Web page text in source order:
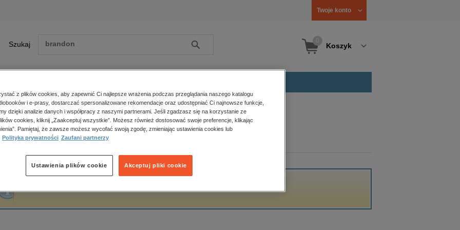
Twoje konto
Szukaj Szukaj Koszyk
Zobacz wszystkie E-prasa
polityka, społeczno-informacyjne
psychologiczne
popularno-naukowe
historia
główna Paweł Dudko
Dudko
z plików cookies, aby zapewnić Ci najlepsze wrażenia podczas przeglądania naszego katalogu
i e-prasy, dostarczać spersonalizowane rekomendacje oraz udostępniać Ci najnowsze funkcje,
dzięki analizie danych i współpracy z naszymi partnerami. Jeśli zgadzasz się na korzystanie ze
cookies, kliknij „Zaakceptuj wszystkie”. Możesz również dostosować swoje preferencje, klikając
Pamiętaj, że zawsze możesz wycofać swoją zgodę, zmieniając ustawienia cookies lub
Polityka prywatności Zaufani partnerzy
Akceptuj pliki cookie
Ustawienia plików cookie